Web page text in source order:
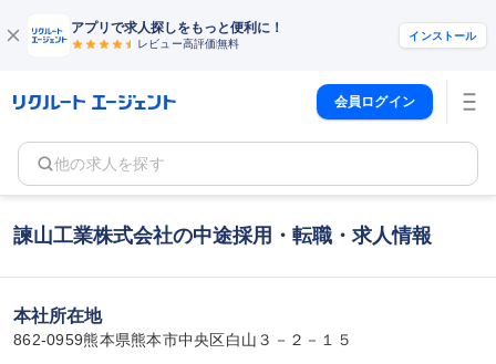
アプリで求人探しをもっと便利に！
レビュー高評価無料
インストール
会員ログイン
他の求人を探す
諫山工業株式会社の中途採用・転職・求人情報
本社所在地
862-0959熊本県熊本市中央区白山３－２－１５